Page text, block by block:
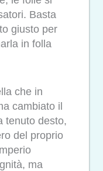
Basta
giusto per
in folla
che in
cambiato il
tenuto desto,
del proprio
ma